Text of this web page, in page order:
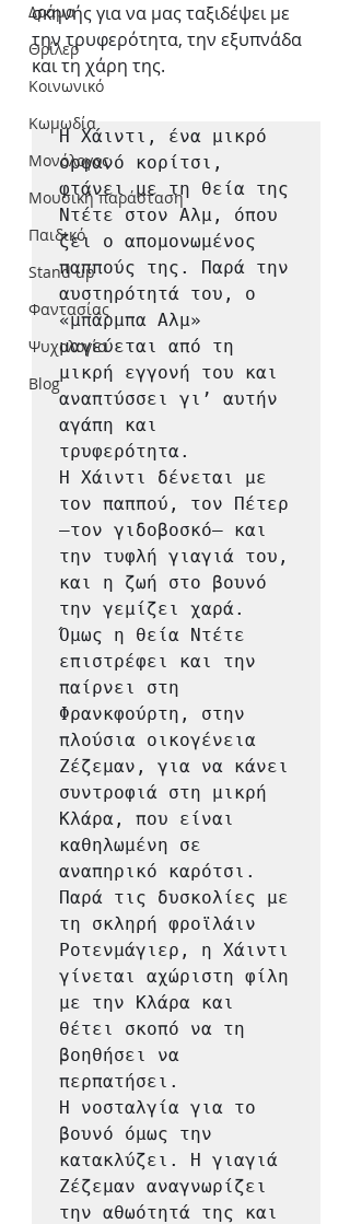
Δράμα
Θρίλερ
Κοινωνικό
Κωμωδία
Μονόλογος
Μουσική παράσταση
Παιδικό
Stand up
Φαντασίας
Ψυχολογία
Blog
σκηνής για να μας ταξιδέψει με
την τρυφερότητα, την εξυπνάδα
και τη χάρη της.
Η Χάιντι, ένα μικρό
ορφανό κορίτσι,
φτάνει με τη θεία της
Ντέτε στον Αλμ, όπου
ζει ο απομονωμένος
παππούς της. Παρά την
αυστηρότητά του, ο
«μπάρμπα Αλμ»
μαγεύεται από τη
μικρή εγγονή του και
αναπτύσσει γι’ αυτήν
αγάπη και
τρυφερότητα.
Η Χάιντι δένεται με
τον παππού, τον Πέτερ
–τον γιδοβοσκό– και
την τυφλή γιαγιά του,
και η ζωή στο βουνό
την γεμίζει χαρά.
Όμως η θεία Ντέτε
επιστρέφει και την
παίρνει στη
Φρανκφούρτη, στην
πλούσια οικογένεια
Ζέζεμαν, για να κάνει
συντροφιά στη μικρή
Κλάρα, που είναι
καθηλωμένη σε
αναπηρικό καρότσι.
Παρά τις δυσκολίες με
τη σκληρή φροϊλάιν
Ροτενμάγιερ, η Χάιντι
γίνεται αχώριστη φίλη
με την Κλάρα και
θέτει σκοπό να τη
βοηθήσει να
περπατήσει.
Η νοσταλγία για το
βουνό όμως την
κατακλύζει. Η γιαγιά
Ζέζεμαν αναγνωρίζει
την αθωότητά της και